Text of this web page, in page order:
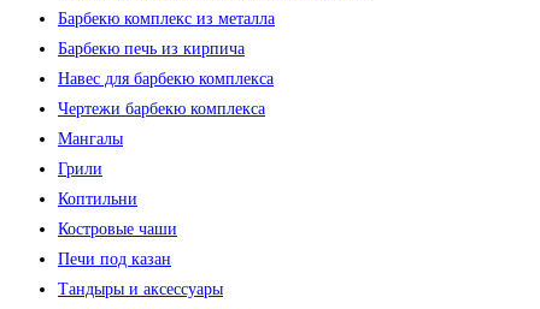
Барбекю комплекс из металла
Барбекю печь из кирпича
Навес для барбекю комплекса
Чертежи барбекю комплекса
Мангалы
Грили
Коптильни
Костровые чаши
Печи под казан
Тандыры и аксессуары